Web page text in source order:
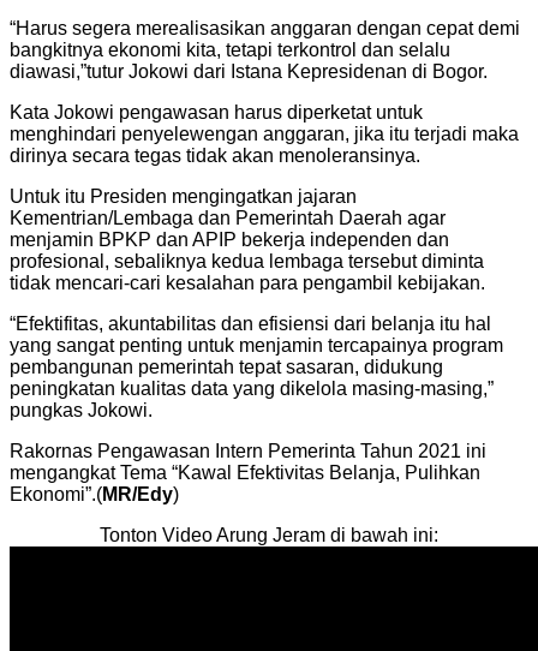
“Harus segera merealisasikan anggaran dengan cepat demi
bangkitnya ekonomi kita, tetapi terkontrol dan selalu
diawasi,”tutur Jokowi dari Istana Kepresidenan di Bogor.
Kata Jokowi pengawasan harus diperketat untuk
menghindari penyelewengan anggaran, jika itu terjadi maka
dirinya secara tegas tidak akan menoleransinya.
Untuk itu Presiden mengingatkan jajaran
Kementrian/Lembaga dan Pemerintah Daerah agar
menjamin BPKP dan APIP bekerja independen dan
profesional, sebaliknya kedua lembaga tersebut diminta
tidak mencari-cari kesalahan para pengambil kebijakan.
“Efektifitas, akuntabilitas dan efisiensi dari belanja itu hal
yang sangat penting untuk menjamin tercapainya program
pembangunan pemerintah tepat sasaran, didukung
peningkatan kualitas data yang dikelola masing-masing,”
pungkas Jokowi.
Rakornas Pengawasan Intern Pemerinta Tahun 2021 ini
mengangkat Tema “Kawal Efektivitas Belanja, Pulihkan
Ekonomi”.(MR/Edy)
Tonton Video Arung Jeram di bawah ini: